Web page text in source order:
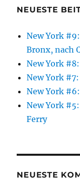
NEUESTE
New York
Bronx, nach
New York
New York
New York
New York
Ferry
NEUESTE